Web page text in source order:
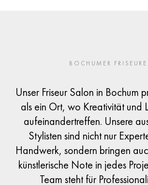
BOCHUMER FRISEURE
Unser Friseur Salon in Bochum
als ein Ort, wo Kreativität und
aufeinandertreffen. Unsere
Stylisten sind nicht nur
Handwerk, sondern bringen
künstlerische Note in jedes
Team steht für